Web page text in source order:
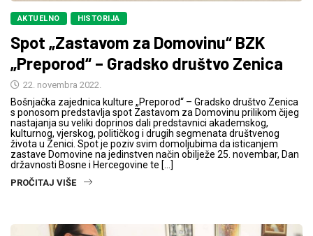
AKTUELNO HISTORIJA
Spot „Zastavom za Domovinu“ BZK
„Preporod“ – Gradsko društvo Zenica
22. novembra 2022.
Bošnjačka zajednica kulture „Preporod“ – Gradsko društvo Zenica
s ponosom predstavlja spot Zastavom za Domovinu prilikom čijeg
nastajanja su veliki doprinos dali predstavnici akademskog,
kulturnog, vjerskog, političkog i drugih segmenata društvenog
života u Zenici. Spot je poziv svim domoljubima da isticanjem
zastave Domovine na jedinstven način obilježe 25. novembar, Dan
državnosti Bosne i Hercegovine te […]
PROČITAJ VIŠE